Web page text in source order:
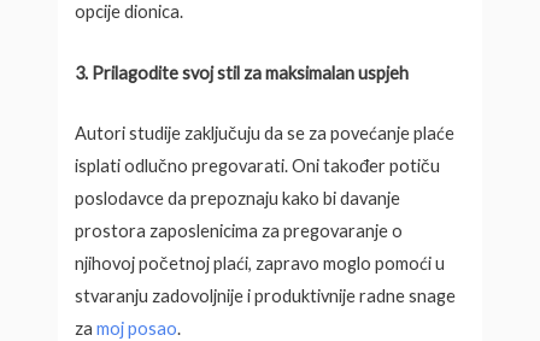
opcije dionica.
3. Prilagodite svoj stil za maksimalan uspjeh
Autori studije zaključuju da se za povećanje plaće
isplati odlučno pregovarati. Oni također potiču
poslodavce da prepoznaju kako bi davanje
prostora zaposlenicima za pregovaranje o
njihovoj početnoj plaći, zapravo moglo pomoći u
stvaranju zadovoljnije i produktivnije radne snage
zamoj posao.